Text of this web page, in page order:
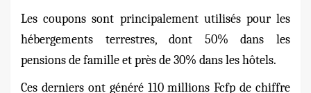
Les coupons sont principalement utilisés pour les
hébergements terrestres, dont 50% dans les
pensions de famille et près de 30% dans les hôtels.
Ces derniers ont généré 110 millions Fcfp de chiffre